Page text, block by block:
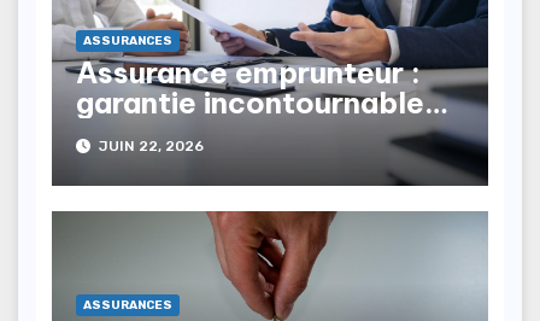
ASSURANCES
Assurance emprunteur :
garantie incontournable
pour vos prêts immobiliers
JUIN 22, 2026
ASSURANCES